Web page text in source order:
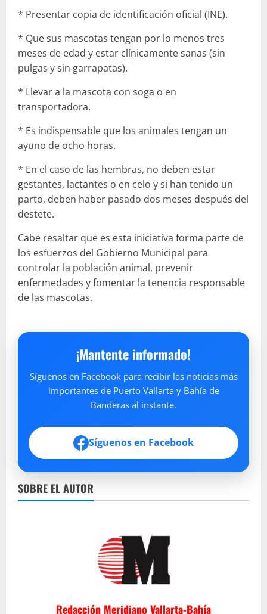
​* Presentar copia de identificación oficial (INE).
​* Que sus mascotas tengan por lo menos tres
meses de edad y estar clínicamente sanas (sin
pulgas y sin garrapatas).
​* Llevar a la mascota con soga o en
transportadora.
​* Es indispensable que los animales tengan un
ayuno de ocho horas.
​* En el caso de las hembras, no deben estar
gestantes, lactantes o en celo y si han tenido un
parto, deben haber pasado dos meses después del
destete.
​Cabe resaltar que es esta iniciativa forma parte de
los esfuerzos del Gobierno Municipal para
controlar la población animal, prevenir
enfermedades y fomentar la tenencia responsable
de las mascotas.
¡Mantente informado!
Síguenos en Facebook para recibir las noticias más
importantes de Puerto Vallarta y Bahía de
Banderas al instante.
Síguenos en Facebook
SOBRE EL AUTOR
Redacción Meridiano Vallarta-Bahía